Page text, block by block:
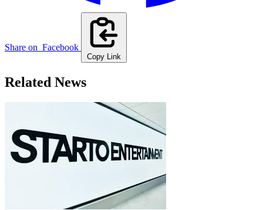
Share on Facebook
Copy Link
Related News